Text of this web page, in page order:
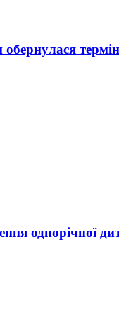
однорічної